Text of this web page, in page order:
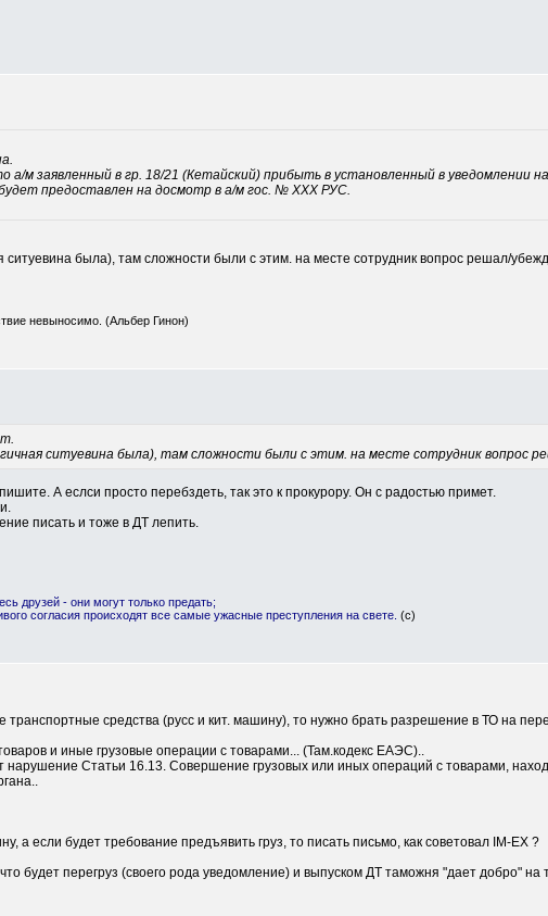
м заявленный в гр. 18/21 (Кетайский) прибыть в установленный в уведомлении
предоставлен на досмотр в а/м гос. № ХХХ РУС.
ситуевина была), там сложности были с этим. на месте сотрудник вопрос решал/
невыносимо. (Альбер Гинон)
ситуевина была), там сложности были с этим. на месте сотрудник вопрос
А еслси просто перебздеть, так это к прокурору. Он с радостью примет.
писать и тоже в ДТ лепить.
друзей - они могут только предать;
согласия происходят все самые ужасные преступления на свете. (с)
средства (русс и кит. машину), то нужно брать разрешение в ТО на
и иные грузовые операции с товарами... (Там.кодекс ЕАЭС)..
нарушение Статьи 16.13. Совершение грузовых или иных операций с товарами,
а если будет требование предъявить груз, то писать письмо, как советовал IM-EX ?
будет перегруз (своего рода уведомление) и выпуском ДТ таможня "дает добро" на